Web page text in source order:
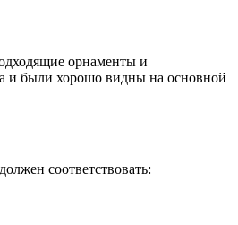
орнаменты и
и были хорошо видны на основной
соответствовать: